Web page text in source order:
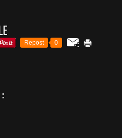
Repost 0